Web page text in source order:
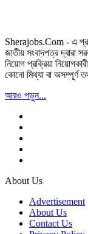
Sherajobs.Com - এ
জাতীয় সংবাদপত্র দ্বারা
নিয়োগ প্রক্রিয়া
কোনো মিথ্যা বা অসম্পূর্ণ
আরও পড়ুন...
About Us
Advertisement
About Us
Contact Us